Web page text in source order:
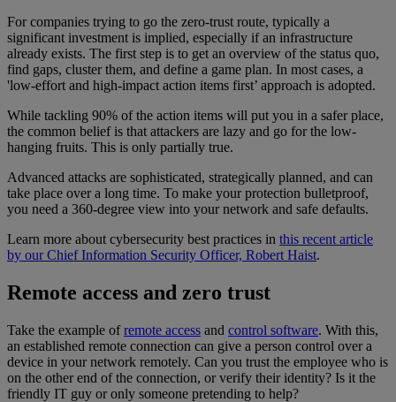
For companies trying to go the zero-trust route, typically a
significant investment is implied, especially if an infrastructure
already exists. The first step is to get an overview of the status quo,
find gaps, cluster them, and define a game plan. In most cases, a
'low-effort and high-impact action items first’ approach is adopted.
While tackling 90% of the action items will put you in a safer place,
the common belief is that attackers are lazy and go for the low-
hanging fruits. This is only partially true.
Advanced attacks are sophisticated, strategically planned, and can
take place over a long time. To make your protection bulletproof,
you need a 360-degree view into your network and safe defaults.
Learn more about cybersecurity best practices in this recent article
by our Chief Information Security Officer, Robert Haist.
Remote access and zero trust
Take the example ofremote access and control software. With this,
an established remote connection can give a person control over a
device in your network remotely. Can you trust the employee who is
on the other end of the connection, or verify their identity? Is it the
friendly IT guy or only someone pretending to help?